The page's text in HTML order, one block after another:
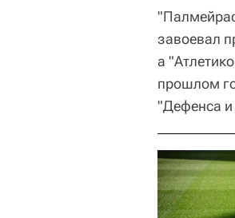
завоевал
а
прошлом
"Дефенса и